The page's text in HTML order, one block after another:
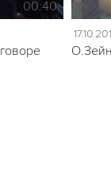
00:40